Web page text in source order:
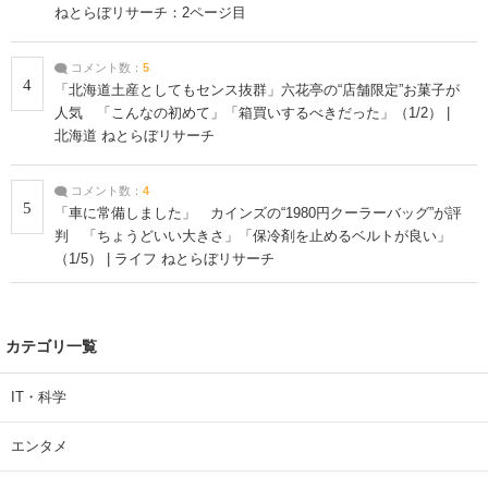
ねとらぼリサーチ：2ページ目
4
コメント数： 5
「北海道土産としてもセンス抜群」六花亭の“店舗限定”お菓子が
人気 「こんなの初めて」「箱買いするべきだった」（1/2） |
北海道 ねとらぼリサーチ
5
コメント数： 4
「車に常備しました」 カインズの“1980円クーラーバッグ”が評
判 「ちょうどいい大きさ」「保冷剤を止めるベルトが良い」
（1/5） | ライフ ねとらぼリサーチ
カテゴリ一覧
IT・科学
エンタメ